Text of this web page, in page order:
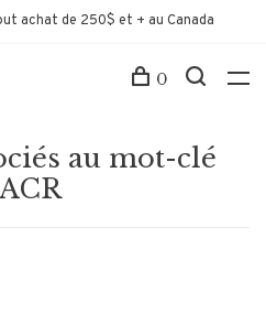
achat de 250$ et + au Canada
0
au mot-clé